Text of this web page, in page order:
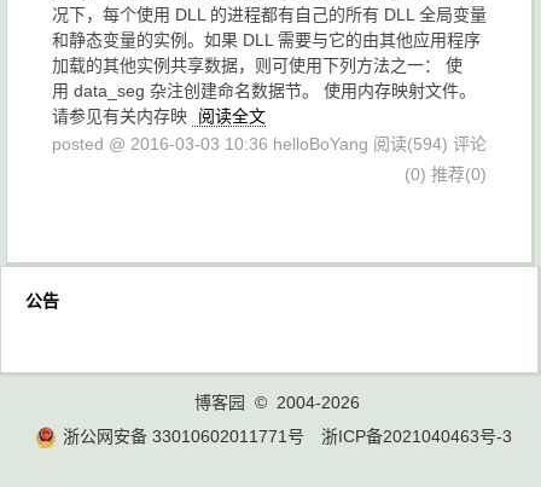
况下，每个使用 DLL 的进程都有自己的所有 DLL 全局变量
和静态变量的实例。如果 DLL 需要与它的由其他应用程序
加载的其他实例共享数据，则可使用下列方法之一： 使
用 data_seg 杂注创建命名数据节。 使用内存映射文件。
请参见有关内存映
阅读全文
posted @ 2016-03-03 10:36 helloBoYang 阅读(594) 评论
(0) 推荐(0)
公告
博客园
© 2004-2026
浙公网安备 33010602011771号
浙ICP备2021040463号-3